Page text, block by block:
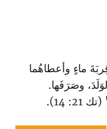
ماءٍ وأعطاهُما
وصَرَفَها.
14).